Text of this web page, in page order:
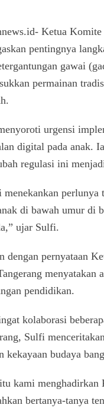
Ketua
pentingnya
gawai
permainan
urgensi
digital pada anak.
regulasi ini
menekankan
di bawah umur di
ujar Sulfi.
dengan pernyataan
menyatakan
pendidikan.
kolaborasi
Sulfi
kekayaan budaya
kami menghadirkan
bertanya-tanya